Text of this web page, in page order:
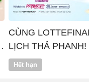
CÙNG
LỊCH THẢ PHANH!
Hết hạn